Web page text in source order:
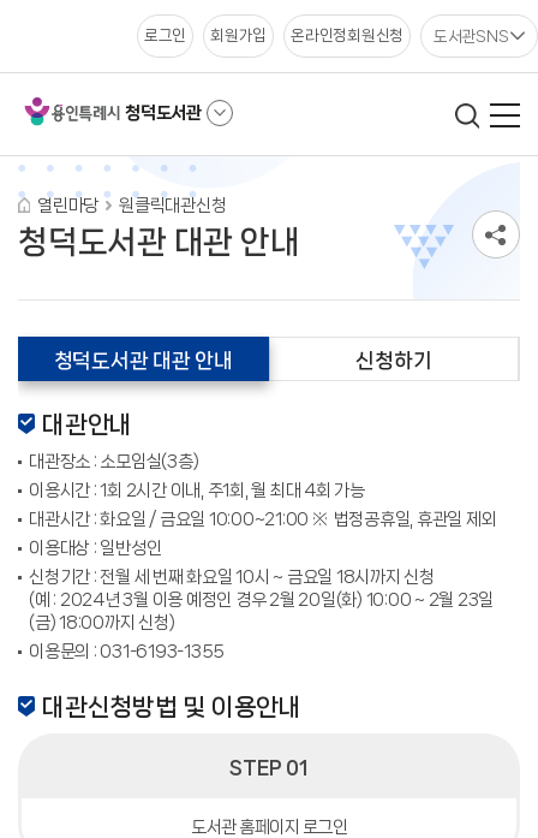
청덕도서관
로그인 회원가입 온라인정회원신청 도서관SNS
열린마당 원클릭대관신청
청덕도서관 대관 안내
청덕도서관 대관 안내 신청하기
대관안내
대관장소 : 소모임실(3층)
이용시간 : 1회 2시간 이내, 주1회, 월 최대 4회 가능
대관시간 : 화요일 / 금요일 10:00~21:00
법정공휴일, 휴관일 제외
이용대상 : 일반성인
신청기간 : 전월 세 번째 화요일 10시 ~ 금요일 18시까지 신청
(예 : 2024년 3월 이용 예정인 경우 2월 20일(화) 10:00 ~ 2월 23일
(금) 18:00까지 신청)
이용문의 : 031-6193-1355
대관신청방법 및 이용안내
STEP 01
도서관 홈페이지 로그인